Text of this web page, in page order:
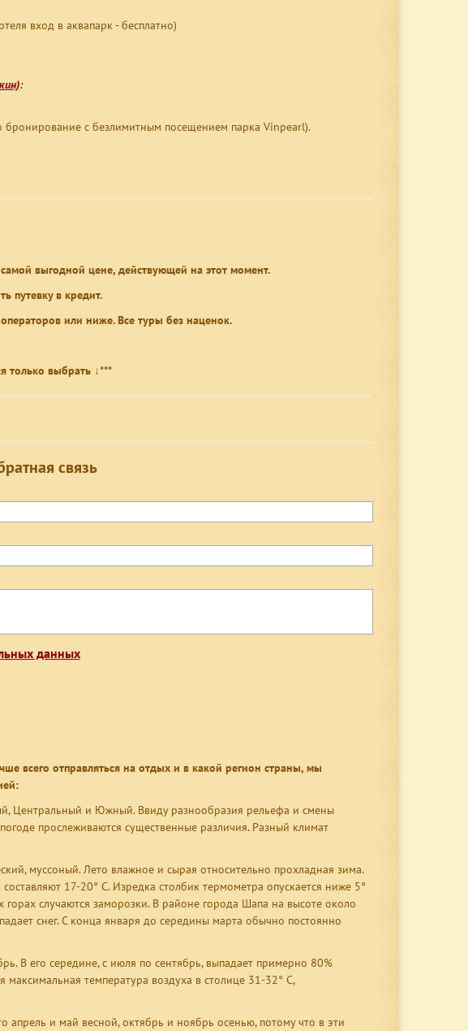
вход в аквапарк - бесплатно)
:
бронирование с безлимитным посещением парка Vinpearl).
выгодной цене, действующей на этот момент.
путевку в кредит.
или ниже. Все туры без наценок.
только выбрать ↓***
связь
данных
всего отправляться на отдых и в какой регион страны, мы
Центральный и Южный. Ввиду разнообразия рельефа и смены
прослеживаются существенные различия. Разный климат
муссоный. Лето влажное и сырая относительно прохладная зима.
17-20° С. Изредка столбик термометра опускается ниже 5°
случаются заморозки. В районе города Шапа на высоте около
снег. С конца января до середины марта обычно постоянно
В его середине, с июля по сентябрь, выпадает примерно 80%
температура воздуха в столице 31-32° С,
апрель и май весной, октябрь и ноябрь осенью, потому что в эти